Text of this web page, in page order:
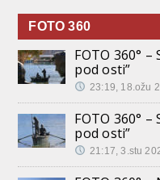
FOTO 360
FOTO 360°
pod osti”
23:19, 18.ožu
FOTO 360°
pod osti”
21:17, 3.stu